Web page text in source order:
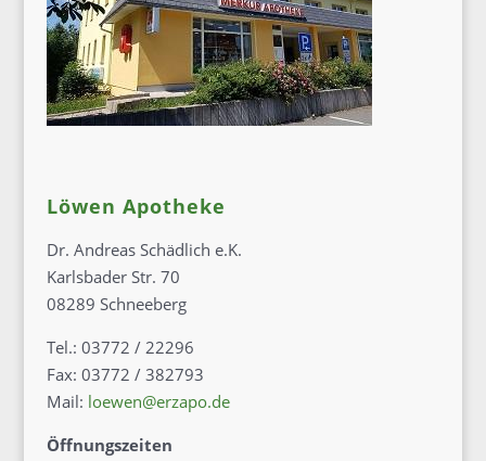
Löwen Apotheke
Dr. Andreas Schädlich e.K.
Karlsbader Str. 70
08289 Schneeberg
Tel.: 03772 / 22296
Fax: 03772 / 382793
Mail: loewen@erzapo.de
Öffnungszeiten